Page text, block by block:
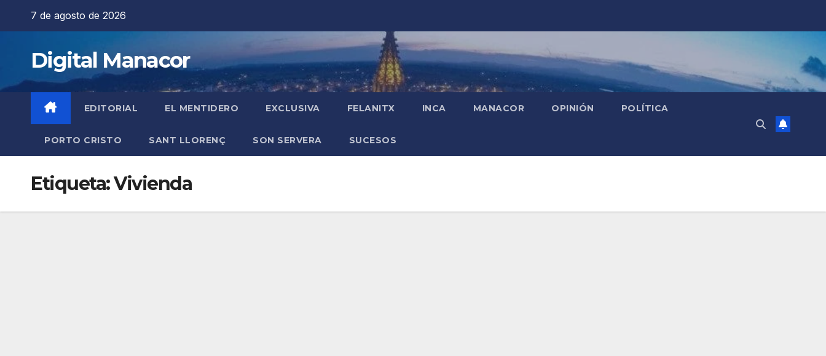
7 de agosto de 2026
Digital Manacor
EDITORIAL EL MENTIDERO EXCLUSIVA FELANITX INCA MANACOR OPINIÓN POLÍTICA
PORTO CRISTO SANT LLORENÇ SON SERVERA SUCESOS
Etiqueta:Vivienda